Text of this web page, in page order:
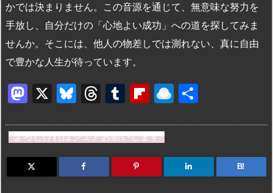
かでは決まりません。この音源を通じて、無意味な努力を
手放し、自分だけの「心地よい成功」への道を探してみま
せんか。そこには、他人の物差しでは測れない、真に自由
で豊かな人生が待っています。
M
st
o
d
X
Bl
e
s
k
T
e
a
d
T
m
bl
r
Fl
b
o
ar
R
n
dr
o
よろしければシェアお願いします
B!